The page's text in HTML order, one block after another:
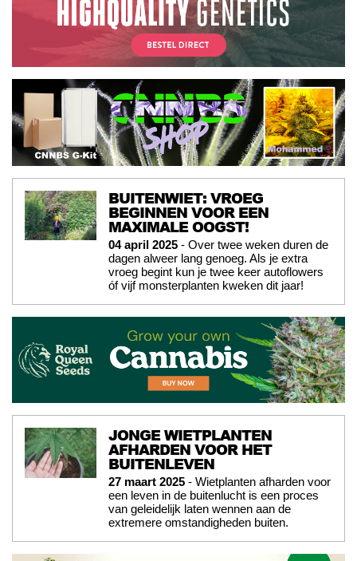
BUITENWIET: VROEG
BEGINNEN VOOR EEN
MAXIMALE OOGST!
04 april 2025 - Over twee weken duren de
dagen alweer lang genoeg. Als je extra
vroeg begint kun je twee keer autoflowers
óf vijf monsterplanten kweken dit jaar!
JONGE WIETPLANTEN
AFHARDEN VOOR HET
BUITENLEVEN
27 maart 2025 - Wietplanten afharden voor
een leven in de buitenlucht is een proces
van geleidelijk laten wennen aan de
extremere omstandigheden buiten.